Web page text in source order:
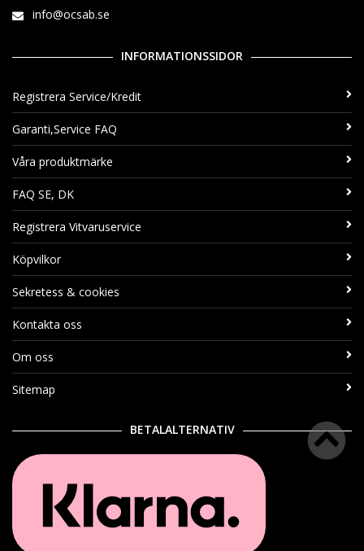
info@ocsab.se
INFORMATIONSSIDOR
Registrera Service/Kredit
Garanti,Service FAQ
Våra produktmärke
FAQ SE, DK
Registrera Vitvaruservice
Köpvilkor
Sekretess & cookies
Kontakta oss
Om oss
Sitemap
BETALALTERNATIV